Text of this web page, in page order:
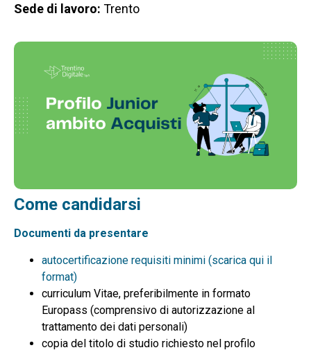
Sede di lavoro: Trento
Come candidarsi
Documenti da presentare
autocertificazione requisiti minimi (scarica qui il
format)
curriculum Vitae, preferibilmente in formato
Europass (comprensivo di autorizzazione al
trattamento dei dati personali)
copia del titolo di studio richiesto nel profilo